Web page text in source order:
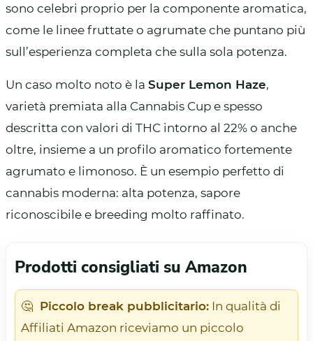
sono celebri proprio per la componente aromatica,
come le linee fruttate o agrumate che puntano più
sull’esperienza completa che sulla sola potenza.
Un caso molto noto è la Super Lemon Haze,
varietà premiata alla Cannabis Cup e spesso
descritta con valori di THC intorno al 22% o anche
oltre, insieme a un profilo aromatico fortemente
agrumato e limonoso. È un esempio perfetto di
cannabis moderna: alta potenza, sapore
riconoscibile e breeding molto raffinato.
Prodotti consigliati su Amazon
🤔 Piccolo break pubblicitario: In qualità di
Affiliati Amazon riceviamo un piccolo